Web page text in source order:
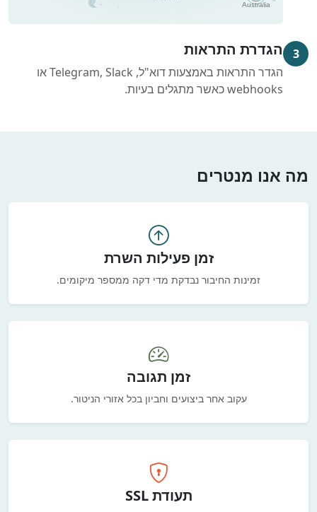
3 הגדרת התראות
הגדר התראות באמצעות דוא"ל, Telegram, Slack או
webhooks כאשר מתגלים בעיות.
מה אנו מנטרים
זמן פעילות השרת
זמינות החיבור נבדקת מדי דקה ממספר מיקומים.
זמן תגובה
עקוב אחר ביצועים וחביון בכל אזורי הניטור.
תעודת SSL